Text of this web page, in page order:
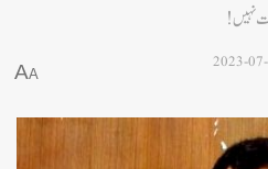
نہیں!
2023-
A
A